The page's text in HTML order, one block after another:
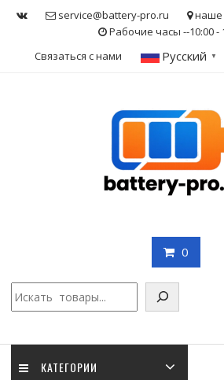
service@battery-pro.ru
наше
Рабочие часы --10:00 -
Связаться с нами
Русский ▼
0
КАТЕГОРИИ